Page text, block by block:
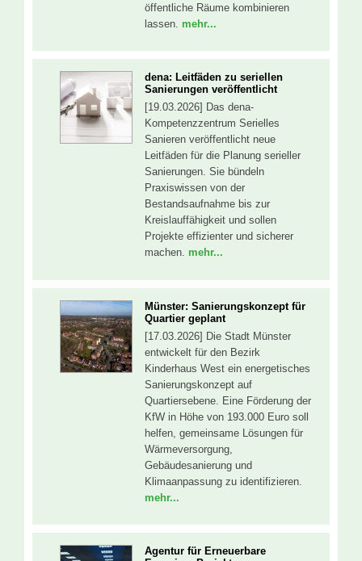
öffentliche Räume kombinieren
lassen. mehr...
dena: Leitfäden zu seriellen
Sanierungen veröffentlicht
[19.03.2026] Das dena-
Kompetenzzentrum Serielles
Sanieren veröffentlicht neue
Leitfäden für die Planung serieller
Sanierungen. Sie bündeln
Praxiswissen von der
Bestandsaufnahme bis zur
Kreislauffähigkeit und sollen
Projekte effizienter und sicherer
machen. mehr...
Münster: Sanierungskonzept für
Quartier geplant
[17.03.2026] Die Stadt Münster
entwickelt für den Bezirk
Kinderhaus West ein energetisches
Sanierungskonzept auf
Quartiersebene. Eine Förderung der
KfW in Höhe von 193.000 Euro soll
helfen, gemeinsame Lösungen für
Wärmeversorgung,
Gebäudesanierung und
Klimaanpassung zu identifizieren.
mehr...
Agentur für Erneuerbare